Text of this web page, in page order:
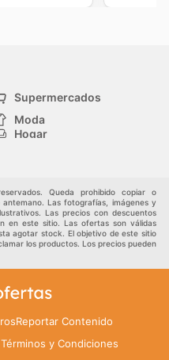
Supermercados
Moda
Hogar
Queda prohibido copiar o
Las fotografías, imágenes y
Las precios con descuentos
en este sitio. Las ofertas son válidas
agotar stock. El objetivo de este sitio
los productos. Los precios pueden
Reportar Contenido
Términos y Condiciones